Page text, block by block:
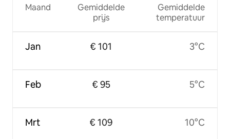
Maand
Jan
Feb
Mrt
Gemiddelde
prijs
€ 101
€ 95
€ 109
Gemiddelde
temperatuur
3°C
5°C
10°C